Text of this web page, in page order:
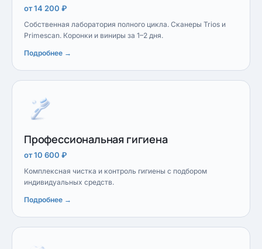
от 14 200 ₽
Собственная лаборатория полного цикла. Сканеры Trios и
Primescan. Коронки и виниры за 1–2 дня.
Подробнее →
Профессиональная гигиена
от 10 600 ₽
Комплексная чистка и контроль гигиены с подбором
индивидуальных средств.
Подробнее →